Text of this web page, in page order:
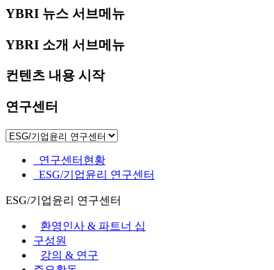
YBRI 뉴스 서브메뉴
YBRI 소개 서브메뉴
컨텐츠 내용 시작
연구센터
연구센터현황
ESG/기업윤리 연구센터
ESG/기업윤리 연구센터
환영인사 & 파트너 십
구성원
강의 & 연구